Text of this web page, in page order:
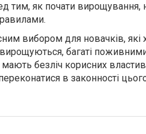
тим, як почати вирощування,
вибором для новачків, які
багаті
мають безліч корисних
в законності